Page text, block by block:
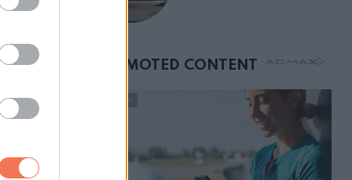
mellettem ült az első